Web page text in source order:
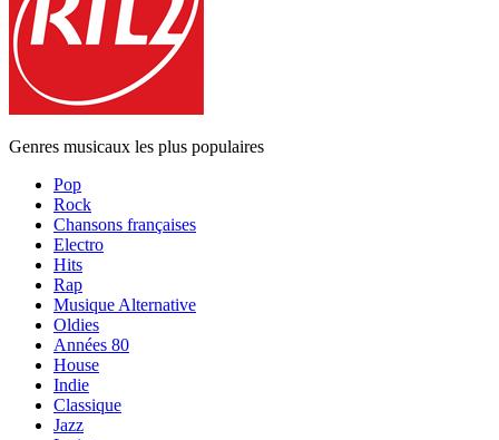
Genres musicaux les plus populaires
Pop
Rock
Chansons françaises
Electro
Hits
Rap
Musique Alternative
Oldies
Années 80
House
Indie
Classique
Jazz